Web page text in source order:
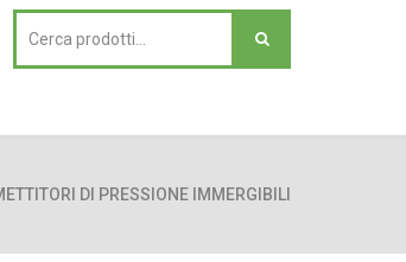
DI PRESSIONE IMMERGIBILI